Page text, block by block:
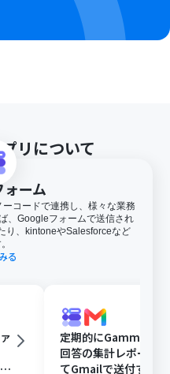
リについて
ーム
コードで連携し、様々な業務
、Googleフォームで送信され
り、kintoneやSalesforceなど
る
定期的にGammaで
回答の集計レポート
てGmailで送付する